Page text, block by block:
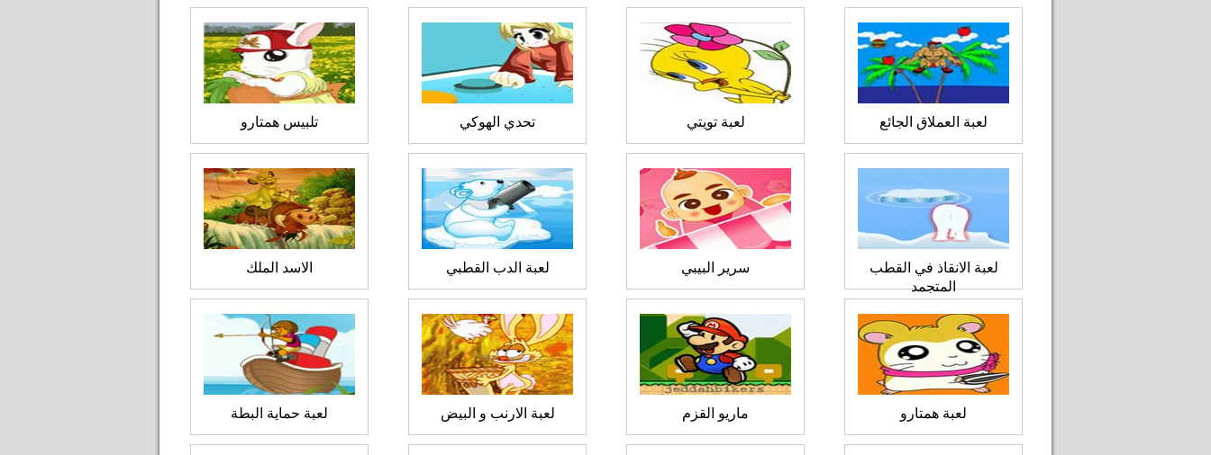
لعبة العملاق الجائع لعبة تويتي تحدي الهوكي تلبيس همتارو
لعبة الانقاذ في القطب
المتجمد
سرير البيبي لعبة الدب القطبي الاسد الملك
لعبة همتارو ماريو القزم لعبة الارنب و البيض لعبة حماية البطة